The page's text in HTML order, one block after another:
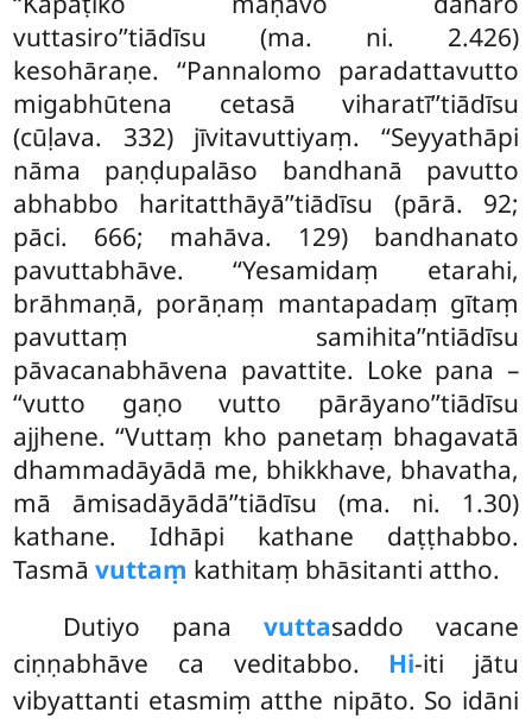
vuttasiro’’tiādīsu (ma. ni. 2.426)
kesohāraṇe. ‘‘Pannalomo paradattavutto
migabhūtena cetasā viharatī’’tiādīsu
(cūḷava. 332) jīvitavuttiyaṃ. ‘‘Seyyathāpi
nāma paṇḍupalāso bandhanā pavutto
abhabbo haritatthāyā’’tiādīsu (pārā. 92;
pāci. 666; mahāva. 129) bandhanato
pavuttabhāve. ‘‘Yesamidaṃ etarahi,
brāhmaṇā, porāṇaṃ mantapadaṃ gītaṃ
pavuttaṃ samihita’’ntiādīsu
pāvacanabhāvena pavattite. Loke pana –
‘‘vutto gaṇo vutto pārāyano’’tiādīsu
ajjhene. ‘‘Vuttaṃ kho panetaṃ bhagavatā
dhammadāyādā me, bhikkhave, bhavatha,
mā āmisadāyādā’’tiādīsu (ma. ni. 1.30)
kathane. Idhāpi kathane daṭṭhabbo.
Tasmāvuttaṃ kathitaṃ bhāsitanti attho.
Dutiyo pana vuttasaddo vacane
ciṇṇabhāve ca veditabbo. Hi-iti jātu
vibyattanti etasmiṃ atthe nipāto. So idāni